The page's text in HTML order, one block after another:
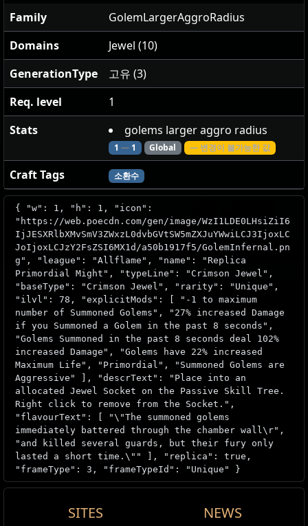
Family
GolemLargerAggroRadius
Domains
Jewel (10)
GenerationType
고유 (3)
Req. level
1
Stats
golems larger aggro radius
1 —1 Global — 변경이 불가능한 값
Craft Tags 소환수
{ "w": 1, "h": 1, "icon":
"https://web.poecdn.com/gen/image/WzI1LDE0LHsiZiI6
IjJESXRlbXMvSmV3ZWxzL0dvbGVtSW5mZXJuYWwiLCJ3IjoxLC
JoIjoxLCJzY2FsZSI6MX1d/a50b1917f5/GolemInfernal.pn
g", "league": "Allflame", "name": "Replica
Primordial Might", "typeLine": "Crimson Jewel",
"baseType": "Crimson Jewel", "rarity": "Unique",
"ilvl": 78, "explicitMods": [ "-1 to maximum
number of Summoned Golems", "27% increased Damage
if you Summoned a Golem in the past 8 seconds",
"Golems Summoned in the past 8 seconds deal 102%
increased Damage", "Golems have 22% increased
Maximum Life", "Primordial", "Summoned Golems are
Aggressive" ], "descrText": "Place into an
allocated Jewel Socket on the Passive Skill Tree.
Right click to remove from the Socket.",
"flavourText": [ "\"The summoned golems
immediately battered through the chamber wall\r",
"and killed several guards, but their fury only
lasted a short time.\"" ], "replica": true,
"frameType": 3, "frameTypeId": "Unique" }
SITES NEWS